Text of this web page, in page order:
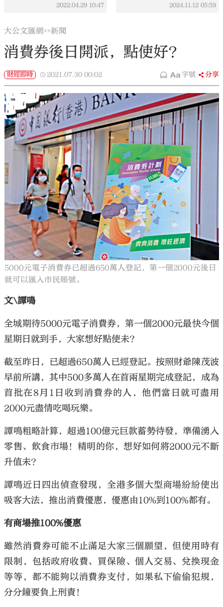
2022.04.29 10:47 2024.11.12 05:59
大公文匯網>>新聞
消費券後日開派，點使好？
財經即時 2021.07.30 00:02 字號 分享
5000元電子消費券已超過650萬人登記，第一個2000元後日
就可以匯入市民賬號。
文\譚鳴
全城期待5000元電子消費券，第一個2000元最快今個
星期日就到手，大家想好點使未？
截至昨日，已超過650萬人已經登記。按照財爺陳茂波
早前所講，其中500多萬人在首兩星期完成登記，成為
首批在8月1日收到消費券的人，他們當日就可盡用
2000元盡情吃喝玩樂。
譚鳴粗略計算，超過100億元巨款蓄勢待發，準備湧入
零售、飲食市場！精明的你，想好如何將2000元不斷
升值未？
譚鳴近日四出偵查發現，全港多個大型商場紛紛使出
吸客大法，推出消費優惠，優惠由10%到100%都有。
有商場推100%優惠
雖然消費券可能不止滿足大家三個願望，但使用時有
限制，包括政府收費、買保險、個人交易、兌換現金
等等，都不能夠以消費券支付，如果私下偷偷犯規，
分分鐘要負上刑責！